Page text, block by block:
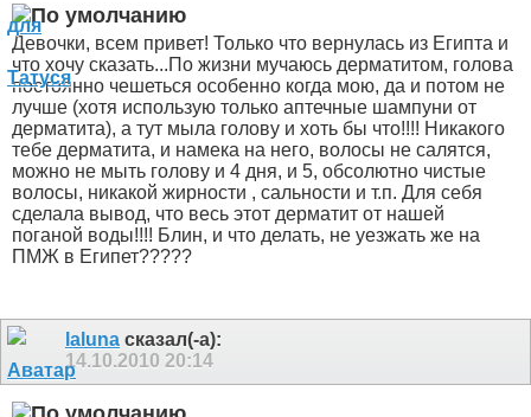
Девочки, всем привет! Только что вернулась из Египта и
что хочу сказать...По жизни мучаюсь дерматитом, голова
постоянно чешеться особенно когда мою, да и потом не
лучше (хотя использую только аптечные шампуни от
дерматита), а тут мыла голову и хоть бы что!!!! Никакого
тебе дерматита, и намека на него, волосы не салятся,
можно не мыть голову и 4 дня, и 5, обсолютно чистые
волосы, никакой жирности , сальности и т.п. Для себя
сделала вывод, что весь этот дерматит от нашей
поганой воды!!!! Блин, и что делать, не уезжать же на
ПМЖ в Египет?????
laluna сказал(-а):
14.10.2010 20:14